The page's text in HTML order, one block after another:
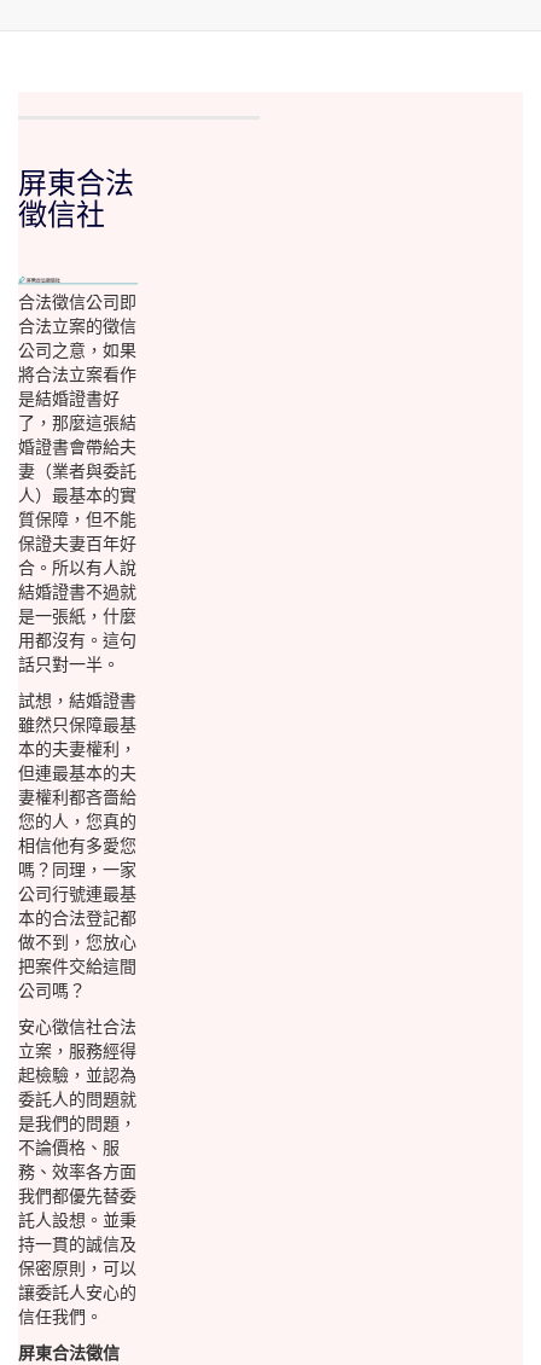
屏東合法
徵信社
合法徵信公司即
合法立案的徵信
公司之意，如果
將合法立案看作
是結婚證書好
了，那麼這張結
婚證書會帶給夫
妻（業者與委託
人）最基本的實
質保障，但不能
保證夫妻百年好
合。所以有人說
結婚證書不過就
是一張紙，什麼
用都沒有。這句
話只對一半。
試想，結婚證書
雖然只保障最基
本的夫妻權利，
但連最基本的夫
妻權利都吝嗇給
您的人，您真的
相信他有多愛您
嗎？同理，一家
公司行號連最基
本的合法登記都
做不到，您放心
把案件交給這間
公司嗎？
安心徵信社合法
立案，服務經得
起檢驗，並認為
委託人的問題就
是我們的問題，
不論價格、服
務、效率各方面
我們都優先替委
託人設想。並秉
持一貫的誠信及
保密原則，可以
讓委託人安心的
信任我們。
屏東合法徵信